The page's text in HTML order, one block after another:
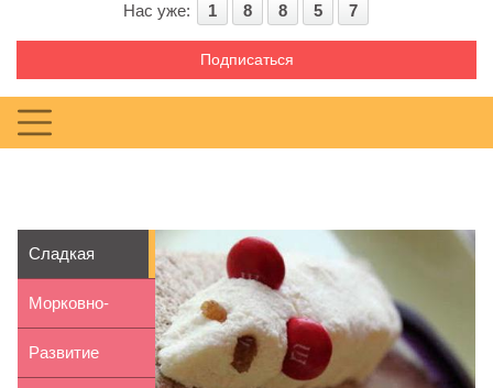
Нас уже: 1 8 8 5 7
Подписаться
Сладкая
мышка из
творожной
Морковно-
огуречные
Развитие